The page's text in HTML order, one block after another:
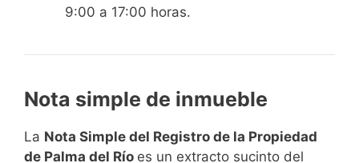
9:00 a 17:00 horas.
Nota simple de inmueble
La Nota Simple del Registro de la Propiedad
de Palma del Río es un extracto sucinto del